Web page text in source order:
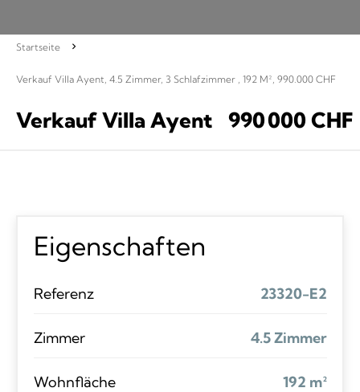
Startseite
Verkauf Villa Ayent, 4.5 Zimmer, 3 Schlafzimmer , 192 M², 990.000 CHF
Verkauf Villa Ayent 990 000 CHF
Eigenschaften
Referenz 23320-E2
Zimmer 4.5 Zimmer
Wohnfläche 192 m²